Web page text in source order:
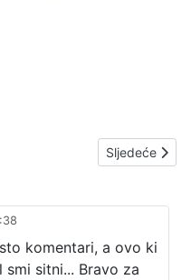
2013. Sljedeći
Sljedeće
komentari, a ovo ki
smi sitni... Bravo za